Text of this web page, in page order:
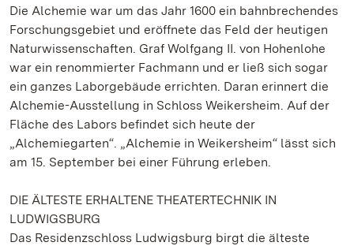
Die Alchemie war um das Jahr 1600 ein bahnbrechendes
Forschungsgebiet und eröffnete das Feld der heutigen
Naturwissenschaften. Graf Wolfgang II. von Hohenlohe
war ein renommierter Fachmann und er ließ sich sogar
ein ganzes Laborgebäude errichten. Daran erinnert die
Alchemie-Ausstellung in Schloss Weikersheim. Auf der
Fläche des Labors befindet sich heute der
„Alchemiegarten“. „Alchemie in Weikersheim“ lässt sich
am 15. September bei einer Führung erleben.
DIE ÄLTESTE ERHALTENE THEATERTECHNIK IN
LUDWIGSBURG
Das Residenzschloss Ludwigsburg birgt die älteste